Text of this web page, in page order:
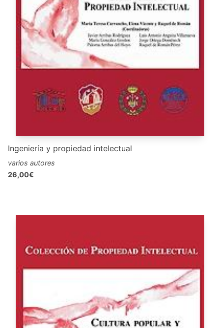
Ingeniería y propiedad intelectual
varios autores
26,00€